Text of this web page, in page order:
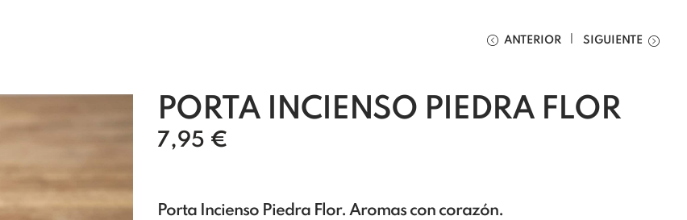
ANTERIOR SIGUIENTE
PORTA INCIENSO PIEDRA FLOR
7,95 €
Porta Incienso Piedra Flor. Aromas con corazón.